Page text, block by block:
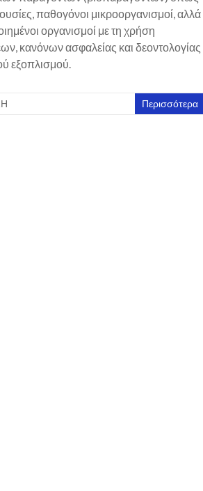
παθογόνοι μικροοργανισμοί, αλλά
οργανισμοί με τη χρήση
κανόνων ασφαλείας και δεοντολογίας
εξοπλισμού.
Περισσότερα